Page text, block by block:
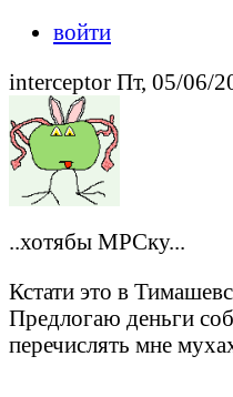
войти
interceptor Пт, 05/06/
..хотябы МРСку...
Кстати это в
Предлогаю деньги
перечислять мне